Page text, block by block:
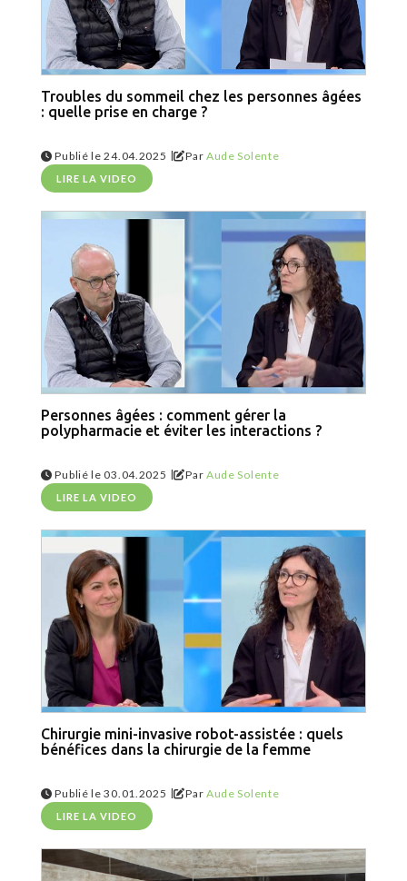
Troubles du sommeil chez les personnes âgées
: quelle prise en charge ?
Publié le 24.04.2025 | Par Aude Solente
LIRE LA VIDEO
Personnes âgées : comment gérer la
polypharmacie et éviter les interactions ?
Publié le 03.04.2025 | Par Aude Solente
LIRE LA VIDEO
Chirurgie mini-invasive robot-assistée : quels
bénéfices dans la chirurgie de la femme
Publié le 30.01.2025 | Par Aude Solente
LIRE LA VIDEO